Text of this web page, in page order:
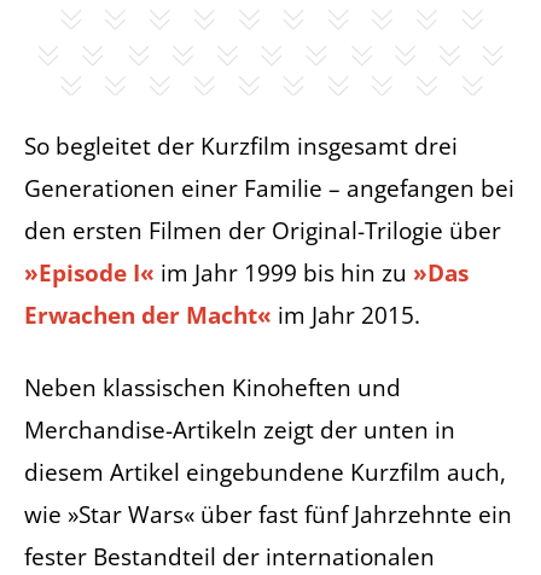
So begleitet der Kurzfilm insgesamt drei
Generationen einer Familie – angefangen bei
den ersten Filmen der Original-Trilogie über
»Episode I« im Jahr 1999 bis hin zu »Das
Erwachen der Macht« im Jahr 2015.
Neben klassischen Kinoheften und
Merchandise-Artikeln zeigt der unten in
diesem Artikel eingebundene Kurzfilm auch,
wie »Star Wars« über fast fünf Jahrzehnte ein
fester Bestandteil der internationalen